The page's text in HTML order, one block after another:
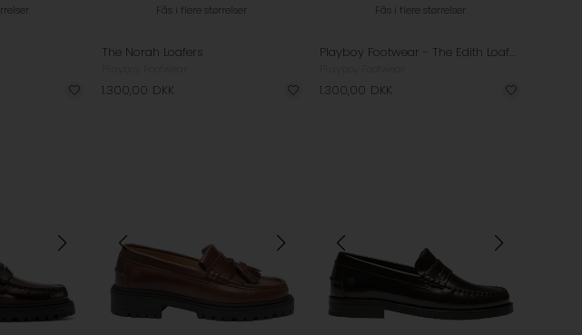
Fås i flere størrelser
The Norah Loafers
1.300,00 DKK
Fås i flere størrelser
Playboy Footwear - The Edith Loafers - DK. Grey Leather
1.300,00 DKK